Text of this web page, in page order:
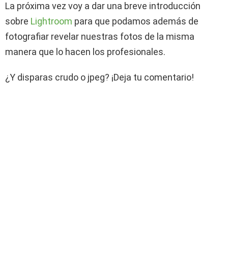
La próxima vez voy a dar una breve introducción
sobre Lightroom para que podamos además de
fotografiar revelar nuestras fotos de la misma
manera que lo hacen los profesionales.
¿Y disparas crudo o jpeg? ¡Deja tu comentario!